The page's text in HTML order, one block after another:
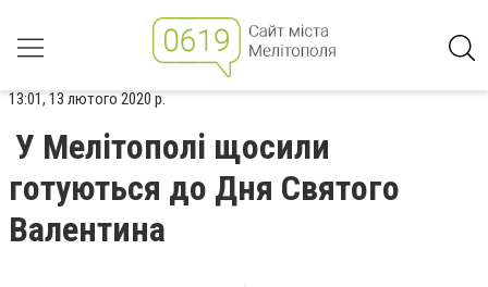
13:01, 13 лютого 2020 р.
У Мелітополі щосили
готуються до Дня Святого
Валентина